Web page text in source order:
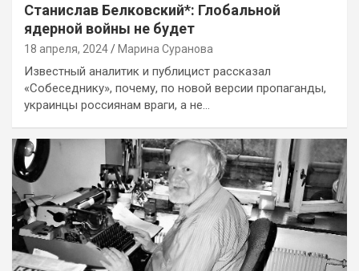
Станислав Белковский*: Глобальной
ядерной войны не будет
18 апреля, 2024 Марина Суранова
Известный аналитик и публицист рассказал
«Собеседнику», почему, по новой версии пропаганды,
украинцы россиянам враги, а не…